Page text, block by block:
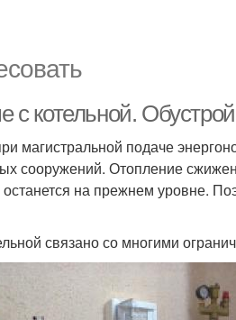
котельной.
магистральной подаче
сооружений. Отопление
на прежнем уровне.
связано со многими